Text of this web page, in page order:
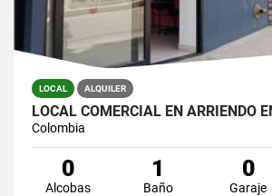
LOCAL ALQUILER
Colombia
0
Alcobas
1
Baño
0
Garaje